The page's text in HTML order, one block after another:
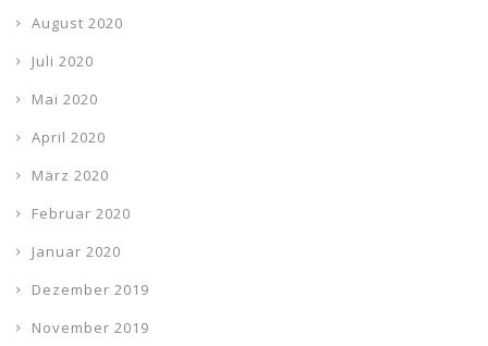
August 2020
Juli 2020
Mai 2020
April 2020
März 2020
Februar 2020
Januar 2020
Dezember 2019
November 2019